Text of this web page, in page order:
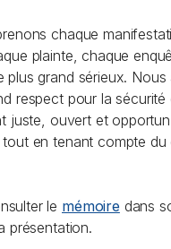
chaque
plainte, chaque
plus grand sérieux. Nous
respect pour la
juste, ouvert et
en tenant compte du
le mémoire dans
présentation.